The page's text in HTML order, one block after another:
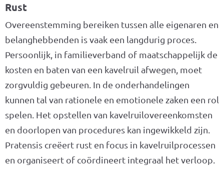
Rust
Overeenstemming bereiken tussen alle eigenaren en
belanghebbenden is vaak een langdurig proces.
Persoonlijk, in familieverband of maatschappelijk de
kosten en baten van een kavelruil afwegen, moet
zorgvuldig gebeuren. In de onderhandelingen
kunnen tal van rationele en emotionele zaken een rol
spelen. Het opstellen van kavelruilovereenkomsten
en doorlopen van procedures kan ingewikkeld zijn.
Pratensis creëert rust en focus in kavelruilprocessen
en organiseert of coördineert integraal het verloop.